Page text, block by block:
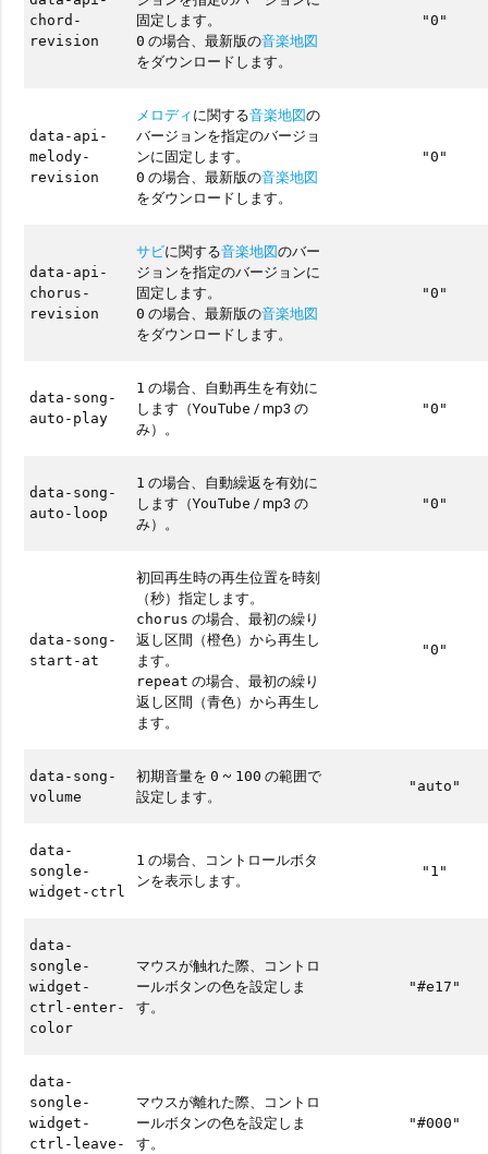
chord-
revision
固定します。
0 の場合、最新版の音楽地図
をダウンロードします。
"0"
data-api-
melody-
revision
メロディに関する音楽地図の
バージョンを指定のバージョ
ンに固定します。
0 の場合、最新版の音楽地図
をダウンロードします。
"0"
data-api-
chorus-
revision
サビに関する音楽地図のバー
ジョンを指定のバージョンに
固定します。
0 の場合、最新版の音楽地図
をダウンロードします。
"0"
data-song-
auto-play
1 の場合、自動再生を有効に
します（YouTube / mp3 の
み）。
"0"
data-song-
auto-loop
1 の場合、自動繰返を有効に
します（YouTube / mp3 の
み）。
"0"
data-song-
start-at
初回再生時の再生位置を時刻
（秒）指定します。
chorus の場合、最初の繰り
返し区間（橙色）から再生し
ます。
repeat の場合、最初の繰り
返し区間（青色）から再生し
ます。
"0"
data-song-
volume
初期音量を0 ~ 100 の範囲で
設定します。
"auto"
data-
songle-
widget-ctrl
1 の場合、コントロールボタ
ンを表示します。
"1"
data-
songle-
widget-
ctrl-enter-
color
マウスが触れた際、コントロ
ールボタンの色を設定しま
す。
"#e17"
data-
songle-
widget-
ctrl-leave-
マウスが離れた際、コントロ
ールボタンの色を設定しま
す。
"#000"